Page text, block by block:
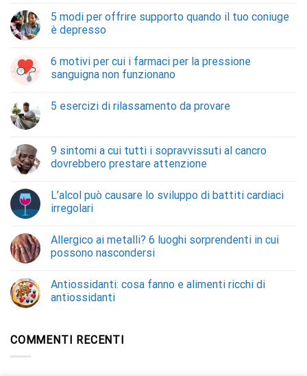
5 modi per offrire supporto quando il tuo coniuge
è depresso
6 motivi per cui i farmaci per la pressione
sanguigna non funzionano
5 esercizi di rilassamento da provare
9 sintomi a cui tutti i sopravvissuti al cancro
dovrebbero prestare attenzione
L’alcol può causare lo sviluppo di battiti cardiaci
irregolari
Allergico ai metalli? 6 luoghi sorprendenti in cui
possono nascondersi
Antiossidanti: cosa fanno e alimenti ricchi di
antiossidanti
COMMENTI RECENTI